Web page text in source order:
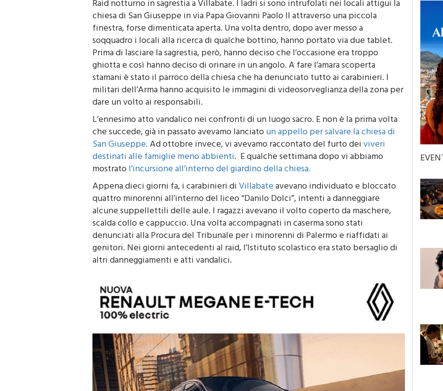
Raid notturno in sagrestia a Villabate. I ladri si sono intrufolati nei locali attigui la
chiesa di San Giuseppe in via Papa Giovanni Paolo II attraverso una piccola
finestra, forse dimenticata aperta. Una volta dentro, dopo aver messo a
soqquadro i locali alla ricerca di qualche bottino, hanno portato via due tablet.
Prima di lasciare la sagrestia, però, hanno deciso che l’occasione era troppo
ghiotta e così hanno deciso di orinare in un angolo. A fare l’amara scoperta
stamani è stato il parroco della chiesa che ha denunciato tutto ai carabinieri. I
militari dell’Arma hanno acquisito le immagini di videosorveglianza della zona per
dare un volto ai responsabili.
L’ennesimo atto vandalico nei confronti di un luogo sacro. E non è la prima volta
che succede, già in passato avevamo lanciatoun appello per salvare la chiesa di
San Giuseppe.Ad ottobre invece, vi avevamo raccontato del furto deiviveri
destinati alle famiglie meno abbienti. E qualche settimana dopo vi abbiamo
mostratol’incursione all’interno del giardino della chiesa.
Appena dieci giorni fa, i carabinieri di Villabateavevano individuato e bloccato
quattro minorenni all’interno del liceo “Danilo Dolci”, intenti a danneggiare
alcune suppellettili delle aule. I ragazzi avevano il volto coperto da maschere,
scalda collo e cappuccio. Una volta accompagnati in caserma sono stati
denunciati alla Procura del Tribunale per i minorenni di Palermo e riaffidati ai
genitori. Nei giorni antecedenti al raid, l’Istituto scolastico era stato bersaglio di
altri danneggiamenti e atti vandalici.